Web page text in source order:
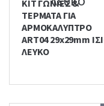
KIT ΓΩΝΙΕΣ &
ΤΕΡΜΑΤΑ ΓΙΑ
ΑΡΜΟΚΑΛΥΠΤΡΟ
ART04 29x29mm
ΛΕΥΚΟ